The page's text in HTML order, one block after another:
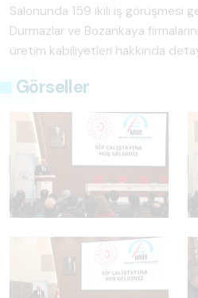
Salonunda 159 ikili iş görüşmesi
Durmazlar ve Bozankaya
üretim kabiliyetleri hakkında
Görseller